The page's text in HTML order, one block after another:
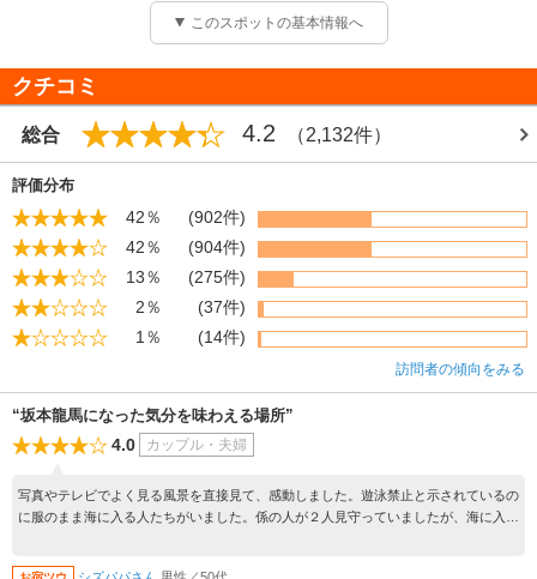
【規模】延長／0.4km
このスポットの基本情報へ
クチコミ
総合 4.2 （2,132件）
評価分布
42％
(902件)
42％
(904件)
13％
(275件)
2％
(37件)
1％
(14件)
訪問者の傾向をみる
“坂本龍馬になった気分を味わえる場所”
4.0 カップル・夫婦
写真やテレビでよく見る風景を直接見て、感動しました。遊泳禁止と示されているの
に服のまま海に入る人たちがいました。係の人が２人見守っていましたが、海に入る